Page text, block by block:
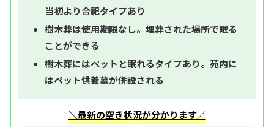
当初より合祀タイプあり
樹木葬は使用期限なし。埋葬された場所で眠る
ことができる
樹木葬にはペットと眠れるタイプあり。苑内に
はペット供養墓が併設される
＼最新の空き状況が分かります／